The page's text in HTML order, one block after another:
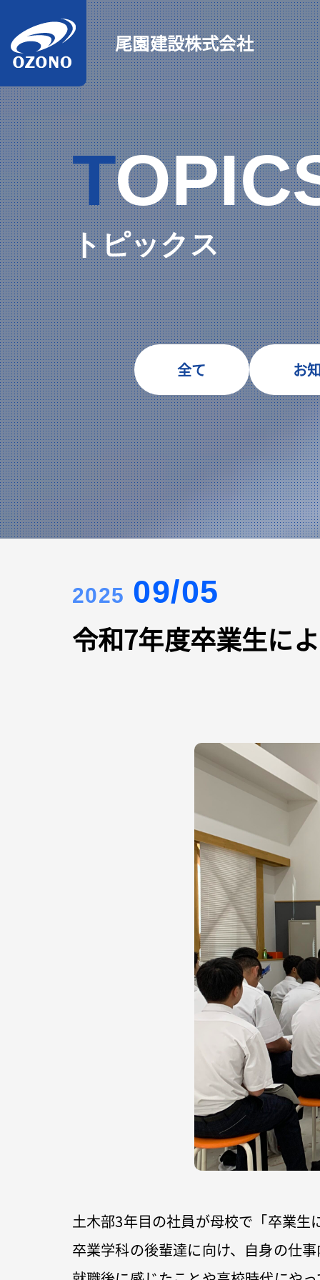
尾園建設株式会社
トピックス
全て お
2025 09/05
令和7年度卒業生に
土木部3年目の社員が母校で「卒業
卒業学科の後輩達に向け、自身の仕